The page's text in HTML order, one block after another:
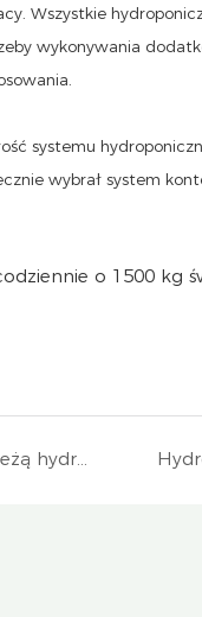
Wszystkie
wykonywania
systemu
wybrał system
Zrównoważone rolnictwo miejskie z wieżą hydroponiczną 4p6 we Włoszech